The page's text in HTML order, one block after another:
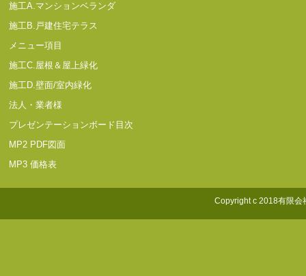
施工A.マンションベランダ
施工B.戸建住宅テラス
メニュー項目
施工C.屋根＆屋上緑化
施工D.壁面/室内緑化
法人・業者様
プレゼンテーションボード目次
MP2 PDF図面
MP3 価格表
Copyright c 2018有限会